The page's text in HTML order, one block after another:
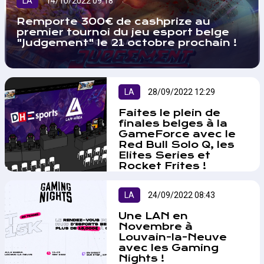
de Alpha versie. De game-
ontwikkelaars, Unknown Liège en
Lan-Area.be werken samen aan
de organisatie van een toernooi
waaraan iedereen kan deelnemen
en kans maken op de grote prijs
Remporte 300€ de cashprize au
premier tournoi du jeu esport belge
"Judgement" le 21 octobre prochain !
LA 28/09/2022 12:29
Faites le plein de
finales belges à la
GameForce avec le
Red Bull Solo Q, les
Elites Series et
Rocket Frites !
tient le week-end du 1er et du 2
octobre à Brussels Expo sera le
terrain de plusieurs finales
nationales sur CS:GO, League of
Legends et Rocket League !…
LA 24/09/2022 08:43
Une LAN en
Novembre à
Louvain-la-Neuve
avec les Gaming
Nights !